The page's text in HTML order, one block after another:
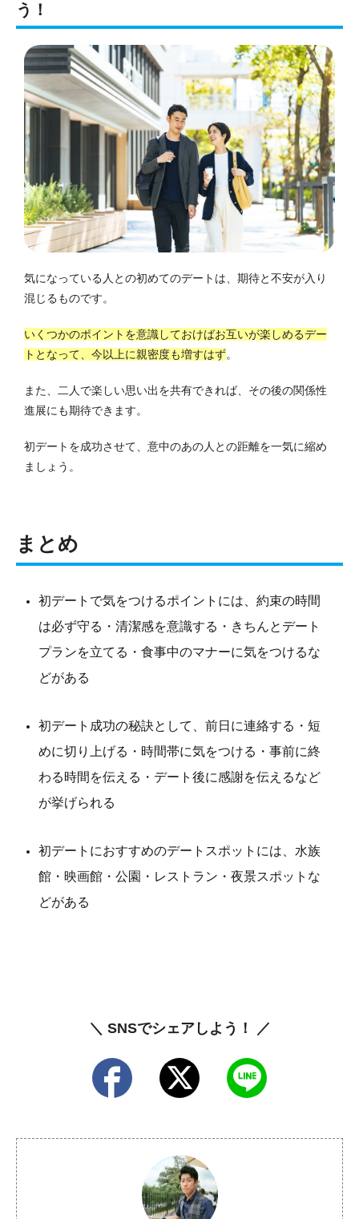
う！
気になっている人との初めてのデートは、期待と不安が入り
混じるものです。
いくつかのポイントを意識しておけばお互いが楽しめるデー
トとなって、今以上に親密度も増すはず。
また、二人で楽しい思い出を共有できれば、その後の関係性
進展にも期待できます。
初デートを成功させて、意中のあの人との距離を一気に縮め
ましょう。
まとめ
初デートで気をつけるポイントには、約束の時間
は必ず守る・清潔感を意識する・きちんとデート
プランを立てる・食事中のマナーに気をつけるな
どがある
初デート成功の秘訣として、前日に連絡する・短
めに切り上げる・時間帯に気をつける・事前に終
わる時間を伝える・デート後に感謝を伝えるなど
が挙げられる
初デートにおすすめのデートスポットには、水族
館・映画館・公園・レストラン・夜景スポットな
どがある
＼ SNSでシェアしよう！ ／